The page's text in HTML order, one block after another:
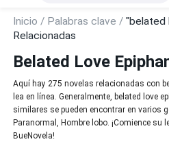
Inicio / Palabras clave /"belated
Relacionadas
Belated Love
Aquí hay 275 novelas relacionadas con
lea en línea. Generalmente, belated love
similares se pueden encontrar en varios
Paranormal, Hombre lobo. ¡Comience su
BueNovela!